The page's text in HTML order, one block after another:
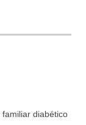
diabético